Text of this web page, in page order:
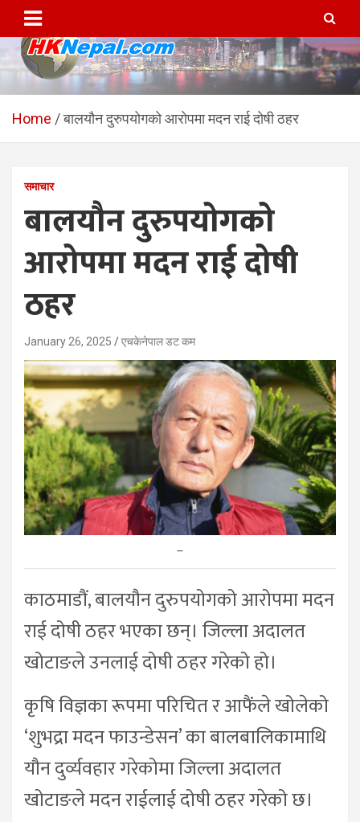
content
HKNepal.com – हङकङबाट
सञ्चालित पहिलो नेपाली अनलाईन
hknepal, hknepal.com, hk nepal, hk nepal com
Home बालयौन दुरुपयोगको आरोपमा मदन राई दोषी ठहर
समाचार
बालयौन दुरुपयोगको
आरोपमा मदन राई दोषी
ठहर
January 26, 2025 एचकेनेपाल डट कम
–
काठमाडौं, बालयौन दुरुपयोगको आरोपमा मदन
राई दोषी ठहर भएका छन्। जिल्ला अदालत
खोटाङले उनलाई दोषी ठहर गरेको हो।
कृषि विज्ञका रूपमा परिचित र आफैंले खोलेको
‘शुभद्रा मदन फाउन्डेसन’ का बालबालिकामाथि
यौन दुर्व्यवहार गरेकोमा जिल्ला अदालत
खोटाङले मदन राईलाई दोषी ठहर गरेको छ।